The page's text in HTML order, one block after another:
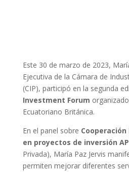
Este 30 de marzo de 2023,
Ejecutiva de la Cámara de
(CIP), participó en la segunda
Investment Forum
Ecuatoriano Británica.
En el panel sobre
en proyectos de inversión
Privada), María Paz Jervis
permiten mejorar diferentes